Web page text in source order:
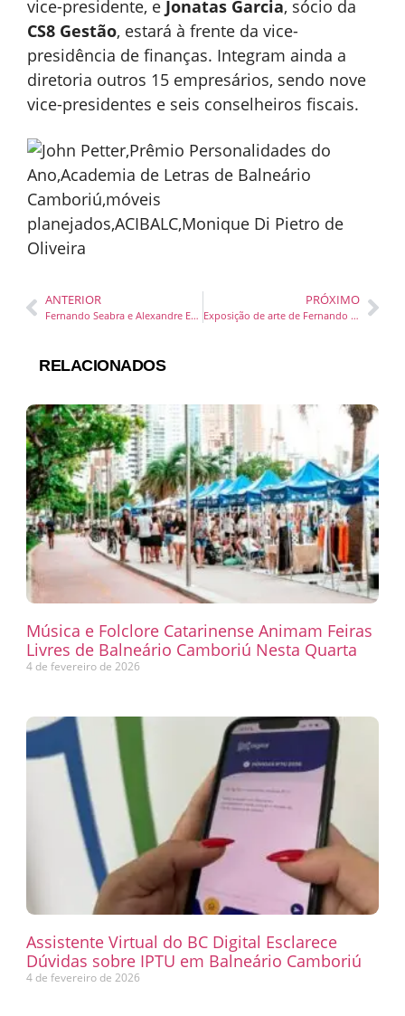
vice-presidente, e Jonatas Garcia, sócio da
CS8 Gestão, estará à frente da vice-
presidência de finanças. Integram ainda a
diretoria outros 15 empresários, sendo nove
vice-presidentes e seis conselheiros fiscais.
ANTERIOR
Fernando Seabra e Alexandre Espindola palestram em evento de inovação promovido pela Acibalc em novembro
PRÓXIMO
Exposição de arte de Fernando Teixeira marca aniversário de 17 anos do Balneário Shopping
RELACIONADOS
Música e Folclore Catarinense Animam Feiras
Livres de Balneário Camboriú Nesta Quarta
4 de fevereiro de 2026
Assistente Virtual do BC Digital Esclarece
Dúvidas sobre IPTU em Balneário Camboriú
4 de fevereiro de 2026